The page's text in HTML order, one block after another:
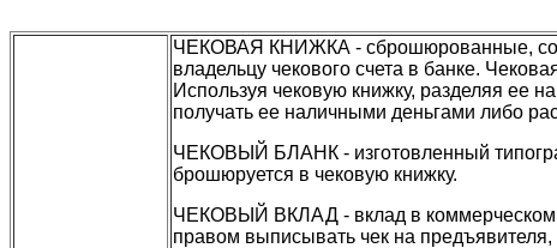
ЧЕКОВАЯ КНИЖКА - сброшюрованные,
владельцу чекового счета в банке.
Используя чековую книжку, разделяя ее
получать ее наличными деньгами либо
ЧЕКОВЫЙ БЛАНК - изготовленный
брошюруется в чековую книжку.
ЧЕКОВЫЙ ВКЛАД - вклад в коммерческом
правом выписывать чек на предъявителя,